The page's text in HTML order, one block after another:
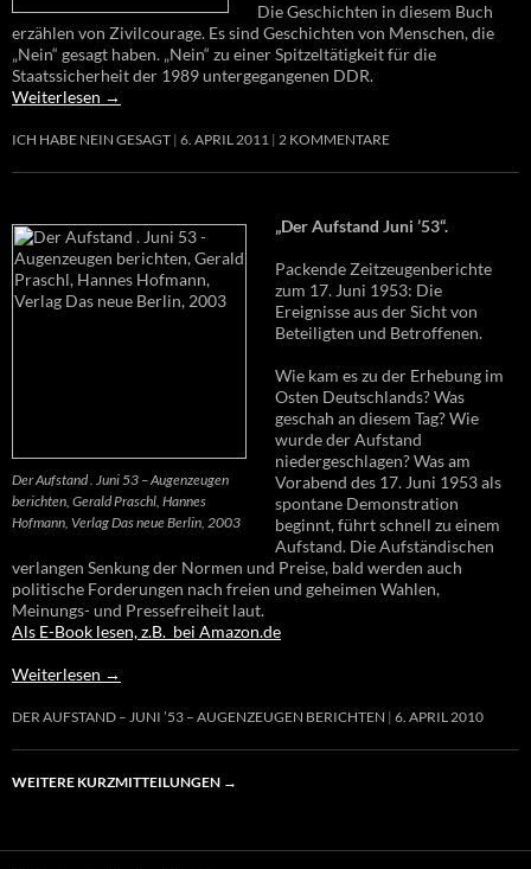
Die Geschichten in diesem Buch
erzählen von Zivilcourage. Es sind Geschichten von Menschen, die
„Nein“ gesagt haben. „Nein“ zu einer Spitzeltätigkeit für die
Staatssicherheit der 1989 untergegangenen DDR.
Weiterlesen →
ICH HABE NEIN GESAGT 6. APRIL 2011 2 KOMMENTARE
Der Aufstand . Juni 53 – Augenzeugen
berichten, Gerald Praschl, Hannes
Hofmann, Verlag Das neue Berlin, 2003
„Der Aufstand Juni ’53“.
Packende Zeitzeugenberichte
zum 17. Juni 1953: Die
Ereignisse aus der Sicht von
Beteiligten und Betroffenen.
Wie kam es zu der Erhebung im
Osten Deutschlands? Was
geschah an diesem Tag? Wie
wurde der Aufstand
niedergeschlagen? Was am
Vorabend des 17. Juni 1953 als
spontane Demonstration
beginnt, führt schnell zu einem
Aufstand. Die Aufständischen
verlangen Senkung der Normen und Preise, bald werden auch
politische Forderungen nach freien und geheimen Wahlen,
Meinungs- und Pressefreiheit laut.
Als E-Book lesen, z.B. bei Amazon.de
Weiterlesen →
DER AUFSTAND – JUNI ’53 – AUGENZEUGEN BERICHTEN 6. APRIL 2010
WEITERE KURZMITTEILUNGEN →